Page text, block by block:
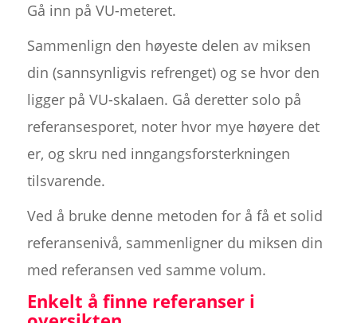
Gå inn på VU-meteret.
Sammenlign den høyeste delen av miksen
din (sannsynligvis refrenget) og se hvor den
ligger på VU-skalaen. Gå deretter solo på
referansesporet, noter hvor mye høyere det
er, og skru ned inngangsforsterkningen
tilsvarende.
Ved å bruke denne metoden for å få et solid
referansenivå, sammenligner du miksen din
med referansen ved samme volum.
Enkelt å finne referanser i